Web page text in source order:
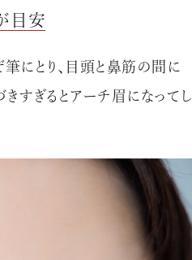
目安
にとり、目頭と鼻筋の間に
すぎるとアーチ眉になってし